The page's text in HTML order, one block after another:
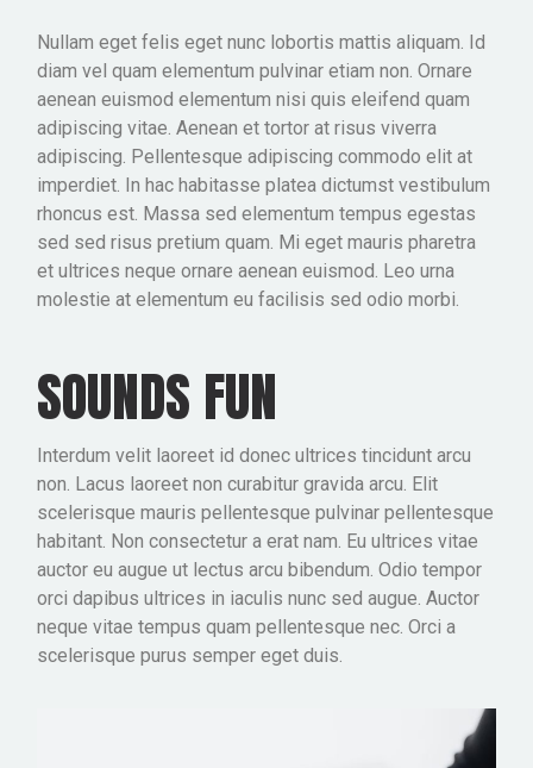
Nullam eget felis eget nunc lobortis mattis aliquam. Id
diam vel quam elementum pulvinar etiam non. Ornare
aenean euismod elementum nisi quis eleifend quam
adipiscing vitae. Aenean et tortor at risus viverra
adipiscing. Pellentesque adipiscing commodo elit at
imperdiet. In hac habitasse platea dictumst vestibulum
rhoncus est. Massa sed elementum tempus egestas
sed sed risus pretium quam. Mi eget mauris pharetra
et ultrices neque ornare aenean euismod. Leo urna
molestie at elementum eu facilisis sed odio morbi.
SOUNDS FUN
Interdum velit laoreet id donec ultrices tincidunt arcu
non. Lacus laoreet non curabitur gravida arcu. Elit
scelerisque mauris pellentesque pulvinar pellentesque
habitant. Non consectetur a erat nam. Eu ultrices vitae
auctor eu augue ut lectus arcu bibendum. Odio tempor
orci dapibus ultrices in iaculis nunc sed augue. Auctor
neque vitae tempus quam pellentesque nec. Orci a
scelerisque purus semper eget duis.